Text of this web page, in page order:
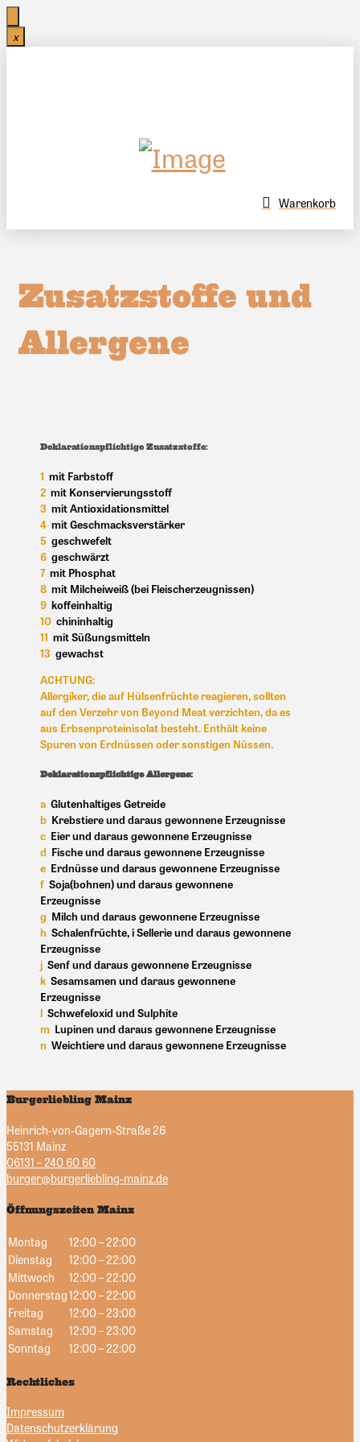
x
Warenkorb
Zusatzstoffe und
Allergene
Deklarationspflichtige Zusatzstoffe:
1 mit Farbstoff
2 mit Konservierungsstoff
3 mit Antioxidationsmittel
4 mit Geschmacksverstärker
5 geschwefelt
6 geschwärzt
7mit Phosphat
8 mit Milcheiweiß (bei Fleischerzeugnissen)
9 koffeinhaltig
10 chininhaltig
11 mit Süßungsmitteln
13 gewachst
ACHTUNG:
Allergiker, die auf Hülsenfrüchte reagieren, sollten
auf den Verzehr von Beyond Meat verzichten, da es
aus Erbsenproteinisolat besteht. Enthält keine
Spuren von Erdnüssen oder sonstigen Nüssen.
Deklarationspflichtige Allergene:
a Glutenhaltiges Getreide
b Krebstiere und daraus gewonnene Erzeugnisse
c Eier und daraus gewonnene Erzeugnisse
d Fische und daraus gewonnene Erzeugnisse
e Erdnüsse und daraus gewonnene Erzeugnisse
f Soja(bohnen) und daraus gewonnene
Erzeugnisse
g Milch und daraus gewonnene Erzeugnisse
h Schalenfrüchte,iSellerie und daraus gewonnene
Erzeugnisse
j Senf und daraus gewonnene Erzeugnisse
k Sesamsamen und daraus gewonnene
Erzeugnisse
l Schwefeloxid und Sulphite
m Lupinen und daraus gewonnene Erzeugnisse
n Weichtiere und daraus gewonnene Erzeugnisse
Burgerliebling Mainz
Heinrich-von-Gagern-Straße 26
55131 Mainz
06131 – 240 60 60
burger@burgerliebling-mainz.de
Öffnungszeiten Mainz
Montag
12:00 – 22:00
Dienstag
12:00 – 22:00
Mittwoch
12:00 – 22:00
Donnerstag12:00 – 22:00
Freitag
12:00 – 23:00
Samstag
12:00 – 23:00
Sonntag
12:00 – 22:00
Rechtliches
Impressum
Datenschutzerklärung